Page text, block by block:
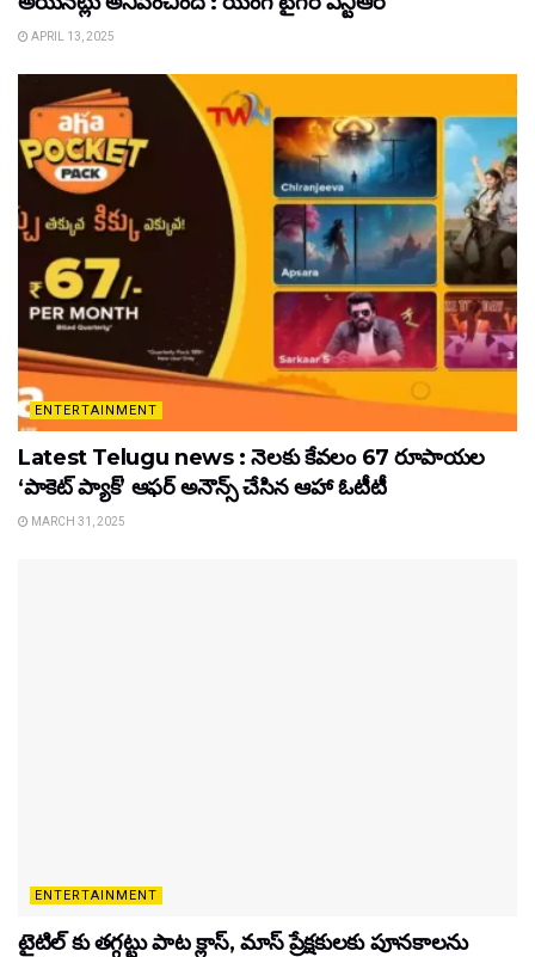
APRIL 13, 2025
ENTERTAINMENT
Latest Telugu news : నెలకు కేవలం 67 రూపాయల
‘పాకెట్ ప్యాక్’ ఆఫర్ అనౌన్స్ చేసిన ఆహా ఓటీటీ
MARCH 31, 2025
ENTERTAINMENT
టైటిల్‌ కు తగ్గట్టు పాట క్లాస్, మాస్ ప్రేక్షకులకు పూనకాలను